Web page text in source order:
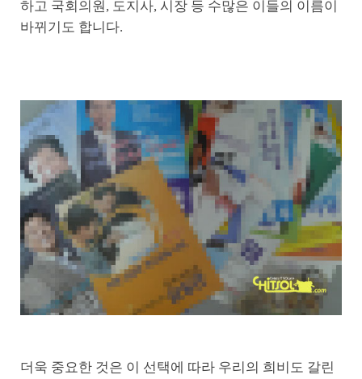
하고 국회의원, 도지사, 시장 등 수많은 이들의 이름이
바뀌기도 합니다.
더욱 중요한 것은 이 선택에 따라 우리의 희비도 갈린